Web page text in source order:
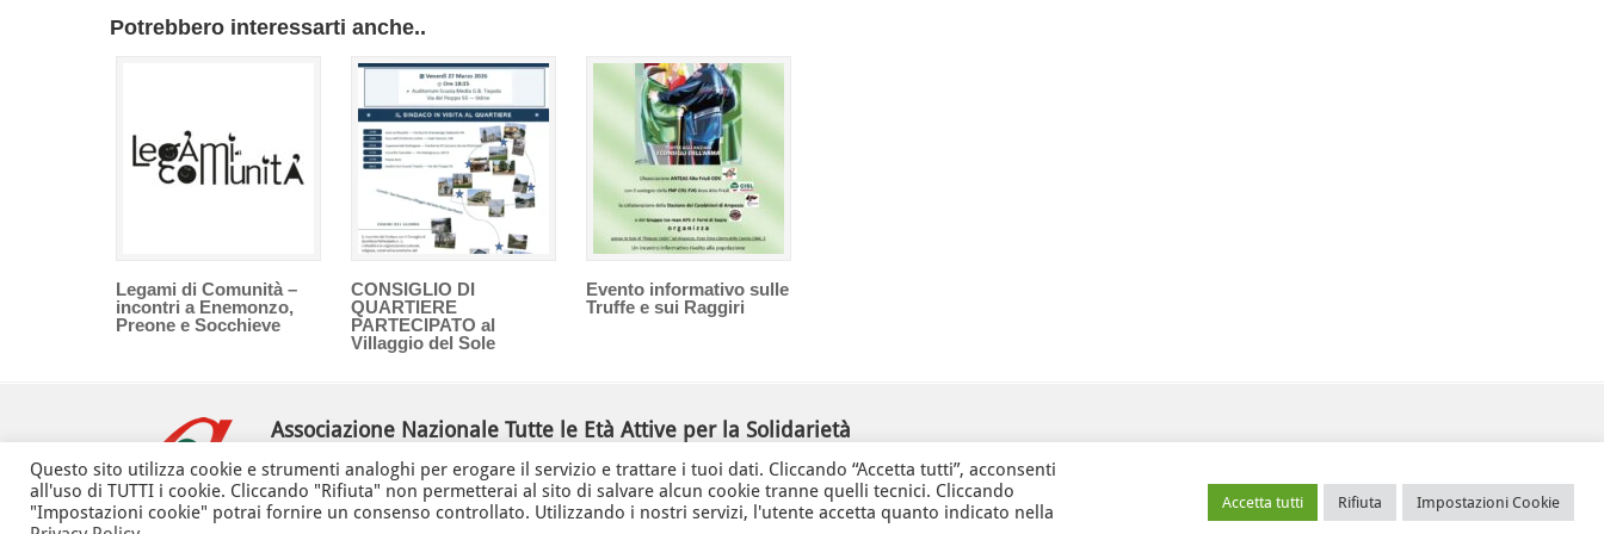
Potrebbero interessarti anche..
Legami di Comunità –
incontri a Enemonzo,
Preone e Socchieve
CONSIGLIO DI
QUARTIERE
PARTECIPATO al
Villaggio del Sole
Evento informativo sulle
Truffe e sui Raggiri
Associazione Nazionale Tutte le Età Attive per la Solidarietà
via Battistig, 60 -33100Udine Tel/Fax +39 0432 246432 anteas@volontariato.fvg.it anteasfvg@pec.csvfvg.it
Questo sito utilizza cookie e strumenti analoghi per erogare il servizio e trattare i tuoi dati. Cliccando “Accetta tutti”, acconsenti
all'uso di TUTTI i cookie. Cliccando "Rifiuta" non permetterai al sito di salvare alcun cookie tranne quelli tecnici. Cliccando
"Impostazioni cookie" potrai fornire un consenso controllato. Utilizzando i nostri servizi, l'utente accetta quanto indicato nella
Accetta tutti Rifiuta Impostazioni Cookie